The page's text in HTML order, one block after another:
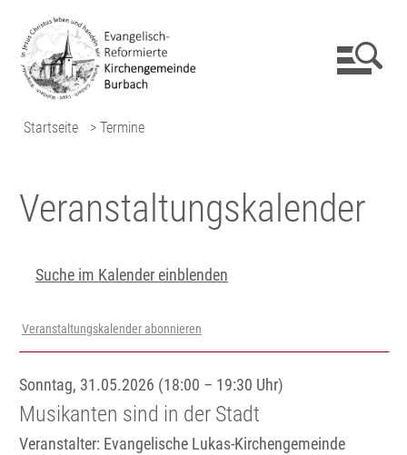
Startseite > Termine
Veranstaltungs­kalender
Suche im Kalender einblenden
Veranstaltungskalender abonnieren
Sonntag, 31.05.2026 (18:00 – 19:30 Uhr)
Musikanten sind in der Stadt
Veranstalter: Evangelische Lukas-Kirchengemeinde